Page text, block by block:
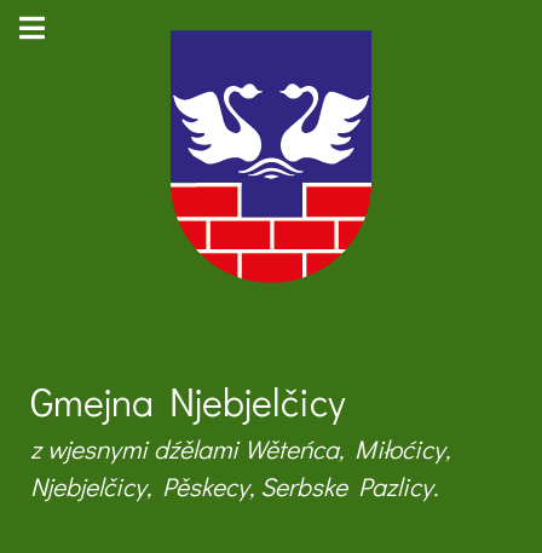
Gmejna Njebjelčicy
z wjesnymi dźělami Wěteńca, Miłoćicy,
Njebjelčicy, Pěskecy, Serbske Pazlicy.